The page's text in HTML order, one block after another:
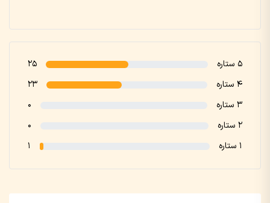
5 ستاره
25
4 ستاره
23
3 ستاره
0
2 ستاره
0
1 ستاره
1